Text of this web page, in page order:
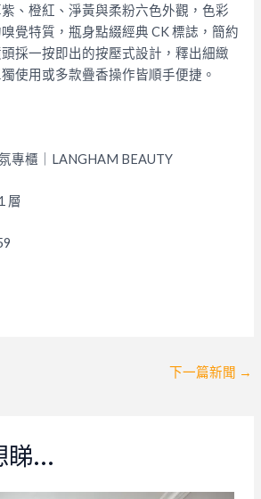
、橙紅、淨黃與柔粉六色外觀，色彩
覺特質，瓶身點綴經典 CK 標誌，簡約
採一按即出的按壓式設計，釋出細緻
使用或多款疊香操作皆順手便捷。
專櫃｜LANGHAM BEAUTY
層
下一篇新聞 →
睇…